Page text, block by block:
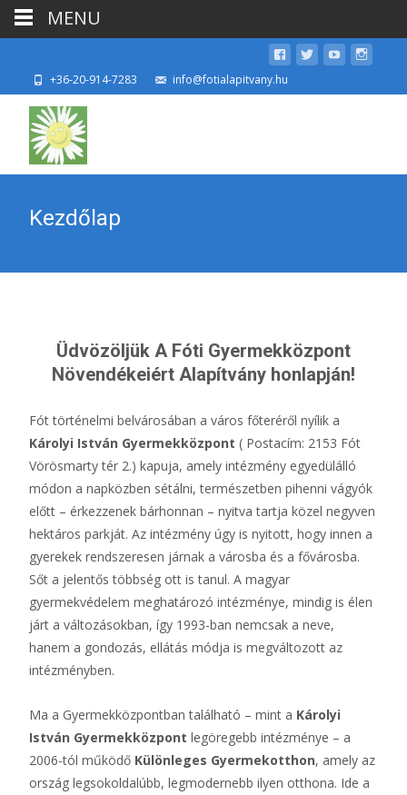
+36-20-914-7283 info@fotialapitvany.hu
Kezdőlap
Üdvözöljük A Fóti Gyermekközpont
Növendékeiért Alapítvány honlapján!
Fót történelmi belvárosában a város főteréről nyílik a
Károlyi István Gyermekközpont ( Postacím: 2153 Fót
Vörösmarty tér 2.) kapuja, amely intézmény egyedülálló
módon a napközben sétálni, természetben pihenni vágyók
előtt – érkezzenek bárhonnan – nyitva tartja közel negyven
hektáros parkját. Az intézmény úgy is nyitott, hogy innen a
gyerekek rendszeresen járnak a városba és a fővárosba.
Sőt a jelentős többség ott is tanul. A magyar
gyermekvédelem meghatározó intézménye, mindig is élen
járt a változásokban, így 1993-ban nemcsak a neve,
hanem a gondozás, ellátás módja is megváltozott az
intézményben.
Ma a Gyermekközpontban található – mint a Károlyi
István Gyermekközpont legöregebb intézménye – a
2006-tól működő Különleges Gyermekotthon, amely az
ország legsokoldalúbb, legmodernebb ilyen otthona. Ide a
MENU